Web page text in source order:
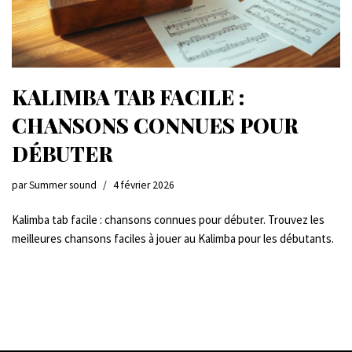
KALIMBA TAB FACILE :
CHANSONS CONNUES POUR
DÉBUTER
parSummer sound 4 février 2026
Kalimba tab facile : chansons connues pour débuter. Trouvez les
meilleures chansons faciles à jouer au Kalimba pour les débutants.